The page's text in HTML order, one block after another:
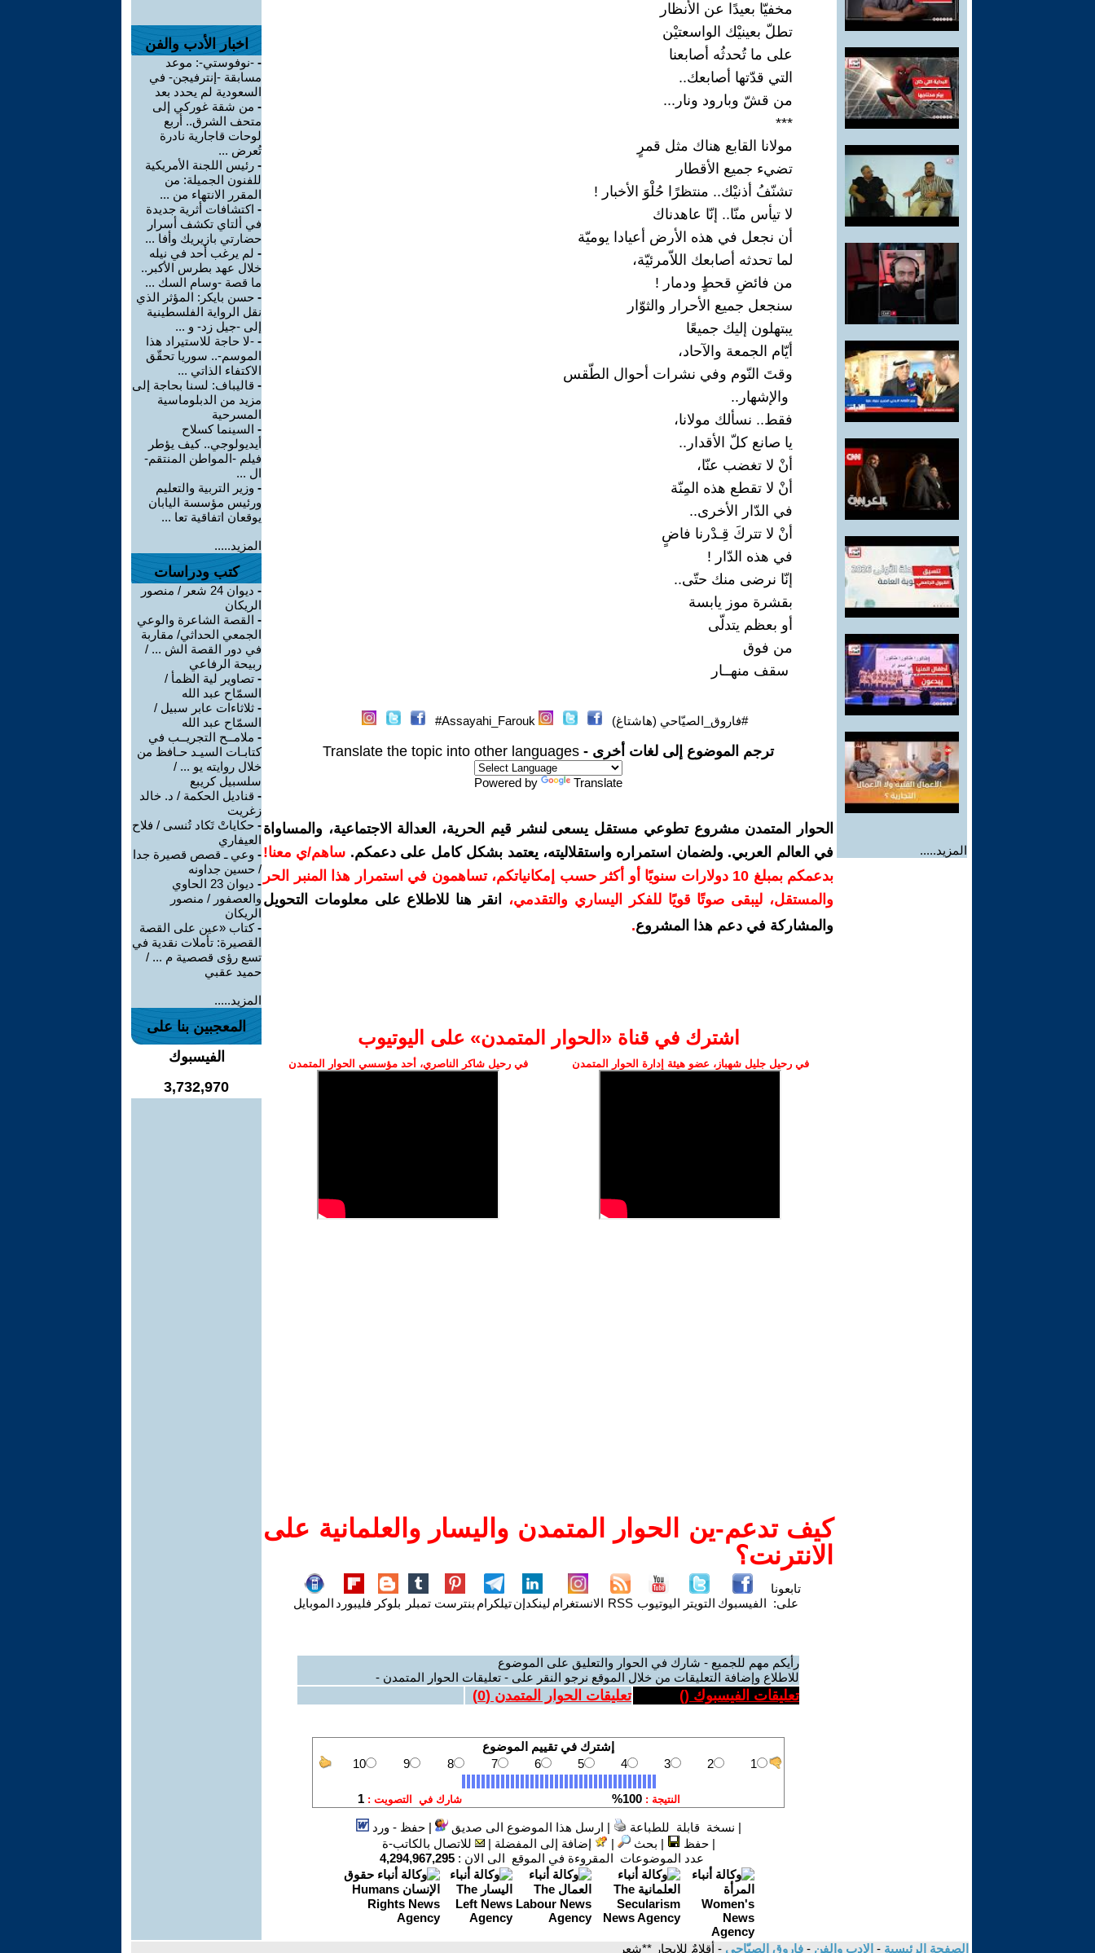
المزيد.....
مخفيّا بعيدًا عن الأنظار
تطلّ بعينيْك الواسعتيْن
على ما تُحدثُه أصابعنا
التي قدّتها أصابعك..‏
من قشّ وبارود ونار...‏
***
مولانا القابع هناك مثل قمرٍ ‏
تضيء جميع الأقطار
تشنّفُ أذنيْك.. منتظرًا حُلْوَ الأخبار ‏‎!‎
لا تيأس منّا.. إنّا عاهدناك
أن نجعل في هذه الأرض أعيادا يوميّة
لما تحدثه أصابعك اللاّمرئيّة،
من فائضِ قحطٍ ودمار ‏‎!‎
سنجعل جميع الأحرار والثوّار
يبتهلون إليك جميعًا
أيّام الجمعة والآحاد،
وقتَ النّوم وفي نشرات أحوال الطّقس
‏ والإشهار..‏
فقط.. نسألك مولانا،
يا صانع كلّ الأقدار..‏
أنْ لا تغضب عنّا،
أنْ لا تقطع هذه المِنّة
في الدّار الأخرى..‏
أنْ لا تتركَ قِـدْرنا فاضٍ
في هذه الدّار ‏‎!‎
إنّا نرضى منك حتّى..‏
بقشرة موز يابسة
أو بعظم يتدلّى
من فوق ‏
‏ سقف منهــار
#فاروق_الصيّاحي (هاشتاغ) Assayahi_Farouk#
ترجم الموضوع إلى لغات أخرى - Translate the topic into other languages
Powered by Translate
الحوار المتمدن مشروع تطوعي مستقل يسعى لنشر قيم الحرية، العدالة الاجتماعية، والمساواة
في العالم العربي. ولضمان استمراره واستقلاليته، يعتمد بشكل كامل على دعمكم. ساهم/ي معنا!
بدعمكم بمبلغ 10 دولارات سنويًا أو أكثر حسب إمكانياتكم، تساهمون في استمرار هذا المنبر الحر
والمستقل، ليبقى صوتًا قويًا للفكر اليساري والتقدمي،
انقر هنا للاطلاع على معلومات التحويل
والمشاركة في دعم هذا المشروع.
اشترك في قناة ‫«الحوار المتمدن» على اليوتيوب
في رحيل جليل شهباز، عضو هيئة إدارة الحوار المتمدن في رحيل شاكر الناصري، أحد مؤسسي الحوار المتمدن
كيف تدعم-ين الحوار المتمدن واليسار والعلمانية على
الانترنت؟
تابعونا
على: الفيسبوك التويتر اليوتيوب RSS الانستغرام لينكدإنتيلكرام بنترست تمبلر بلوكر فليبورد الموبايل
رأيكم مهم للجميع - شارك في الحوار والتعليق على الموضوع
للاطلاع وإضافة التعليقات من خلال الموقع نرجو النقر على - تعليقات الحوار المتمدن -
تعليقات الفيسبوك () تعليقات الحوار المتمدن (0
)
| نسخة قابلة للطباعة | ارسل هذا الموضوع الى صديق |حفظ - ورد
|حفظ | بحث | إضافة إلى المفضلة |
للاتصال بالكاتب-ة
عدد الموضوعات المقروءة في الموقع الى الان : 4,294,967,295
اخبار الأدب والفن
- -نوفوستي-: موعد
مسابقة -إنترفيجن- في
السعودية لم يحدد بعد
- من شقة غوركي إلى
متحف الشرق.. أربع
لوحات قاجارية نادرة
تُعرض ...
- رئيس اللجنة الأمريكية
للفنون الجميلة: من
المقرر الانتهاء من ...
- اكتشافات أثرية جديدة
في ألتاي تكشف أسرار
حضارتي بازيريك وأفا ...
- لم يرغب أحد في نيله
خلال عهد بطرس الأكبر..
ما قصة -وسام السك ...
- حسن بايكر: المؤثر الذي
نقل الرواية الفلسطينية
إلى -جيل زد- و ...
- -لا حاجة للاستيراد هذا
الموسم-.. سوريا تحقّق
الاكتفاء الذاتي ...
- قاليباف: لسنا بحاجة إلى
مزيد من الدبلوماسية
المسرحية
- السينما كسلاح
أيديولوجي.. كيف يؤطر
فيلم -المواطن المنتقم-
ال ...
- وزير التربية والتعليم
ورئيس مؤسسة اليابان
يوقعان اتفاقية تعا ...
المزيد.....
كتب ودراسات
-
ديوان 24 شعر / منصور
الريكان
- القصة الشاعرة والوعي
الجمعي الحداثي/ مقاربة
في دور القصة الش ... /
ربيحة الرفاعي
- تصاوير لية الظمأ /
السمّاح عبد الله
- ثلاثاءات عابر سبيل /
السمّاح عبد الله
- ملامــح التجريــب في
كتابـات السيـد حـافظ من
خلال روايته يو ... /
سلسبيل كريبع
- قناديل الحكمة / د. خالد
زغريت
- حكاياتْ تَكاد تُنسى / فلاح
العيفاري
- وعي ـ قصص قصيرة جدا
/ حسين جداونه
-
ديوان 23 الحاوي
والعصفور / منصور
الريكان
-كتاب «عين على القصة
القصيرة: تأملات نقدية في
تسع رؤى قصصية م ... /
حميد عقبي
المزيد.....
المعجبين بنا على
الفيسبوك
3,732,970
الصفحة الرئيسية - الادب والفن - فاروق الصيّاحي - أقلامٌ للإيجار **شعر